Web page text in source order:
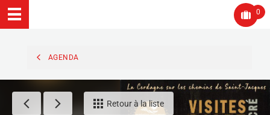
0
AGENDA
Retour à la liste